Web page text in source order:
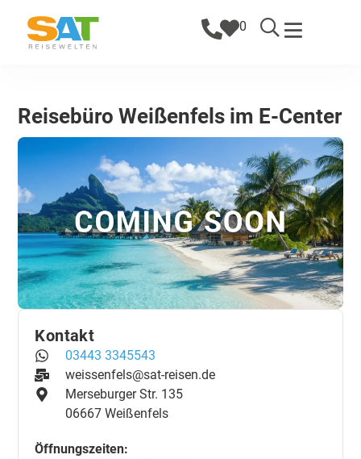
0
Reisebüro Weißenfels im E-Center
Kontakt
03443 3345543
weissenfels@sat-reisen.de
Merseburger Str. 135
06667 Weißenfels
Öffnungszeiten: